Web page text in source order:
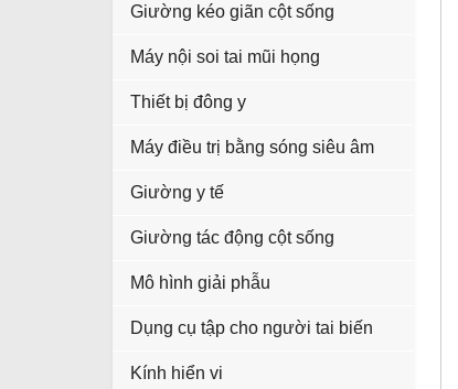
Giường kéo giãn cột sống
Máy nội soi tai mũi họng
Thiết bị đông y
Máy điều trị bằng sóng siêu âm
Giường y tế
Giường tác động cột sống
Mô hình giải phẫu
Dụng cụ tập cho người tai biến
Kính hiển vi